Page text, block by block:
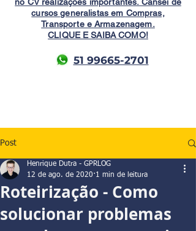
cursos generalistas em Compras,
Transporte e Armazenagem.
CLIQUE E SAIBA COMO!
51 99665-2701
Post
Roteirização - Como
solucionar problemas
Henrique Dutra - GPRLOG
12 de ago. de 2020 1 min de leitura